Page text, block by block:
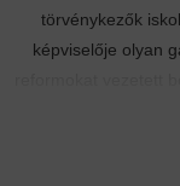
törvénykezők
képviselője olyan
reformokat vezetett